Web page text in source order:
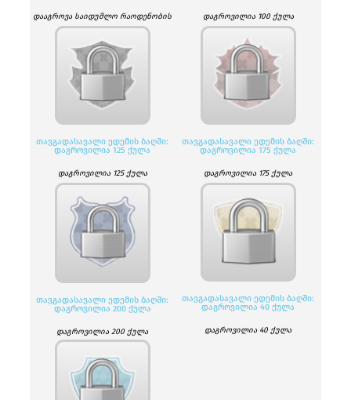
დააგროვა საიდუმლო რაოდენობის
დაგროვილია 100 ქულა
ᲗᲐᲕᲒᲐᲓᲐᲡᲐᲕᲐᲚᲘ ᲔᲓᲔᲛᲘᲡ ᲑᲐᲦᲨᲘ:
ᲓᲐᲒᲠᲝᲕᲘᲚᲘᲐ 125 ᲥᲣᲚᲐ
დაგროვილია 125 ქულა
ᲗᲐᲕᲒᲐᲓᲐᲡᲐᲕᲐᲚᲘ ᲔᲓᲔᲛᲘᲡ ᲑᲐᲦᲨᲘ:
ᲓᲐᲒᲠᲝᲕᲘᲚᲘᲐ 175 ᲥᲣᲚᲐ
დაგროვილია 175 ქულა
ᲗᲐᲕᲒᲐᲓᲐᲡᲐᲕᲐᲚᲘ ᲔᲓᲔᲛᲘᲡ ᲑᲐᲦᲨᲘ:
ᲓᲐᲒᲠᲝᲕᲘᲚᲘᲐ 200 ᲥᲣᲚᲐ
დაგროვილია 200 ქულა
ᲗᲐᲕᲒᲐᲓᲐᲡᲐᲕᲐᲚᲘ ᲔᲓᲔᲛᲘᲡ ᲑᲐᲦᲨᲘ:
ᲓᲐᲒᲠᲝᲕᲘᲚᲘᲐ 40 ᲥᲣᲚᲐ
დაგროვილია 40 ქულა